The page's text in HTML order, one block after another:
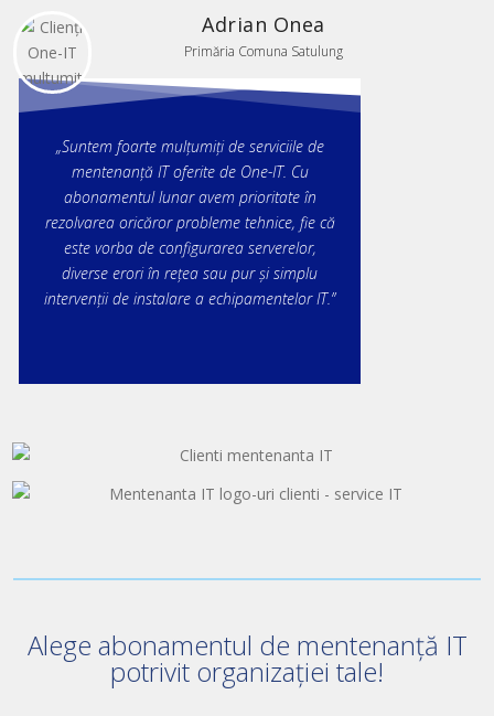
Adrian Onea
Primăria Comuna Satulung
„Suntem foarte mulțumiți de serviciile de
mentenanță IT oferite de One-IT. Cu
abonamentul lunar avem prioritate în
rezolvarea oricăror probleme tehnice, fie că
este vorba de configurarea serverelor,
diverse erori în rețea sau pur și simplu
intervenții de instalare a echipamentelor IT.”
Alege abonamentul de mentenanță IT
potrivit organizației tale!